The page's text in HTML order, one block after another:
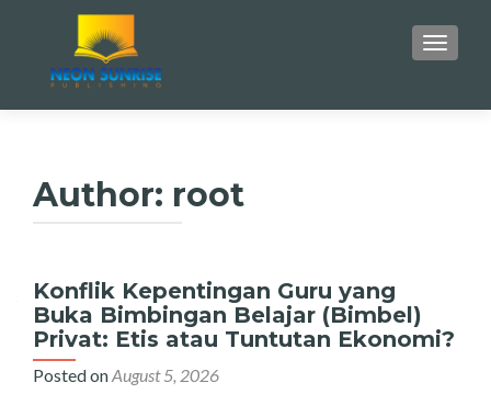
Author: root
Konflik Kepentingan Guru yang
Buka Bimbingan Belajar (Bimbel)
Privat: Etis atau Tuntutan Ekonomi?
Posted onAugust 5, 2026